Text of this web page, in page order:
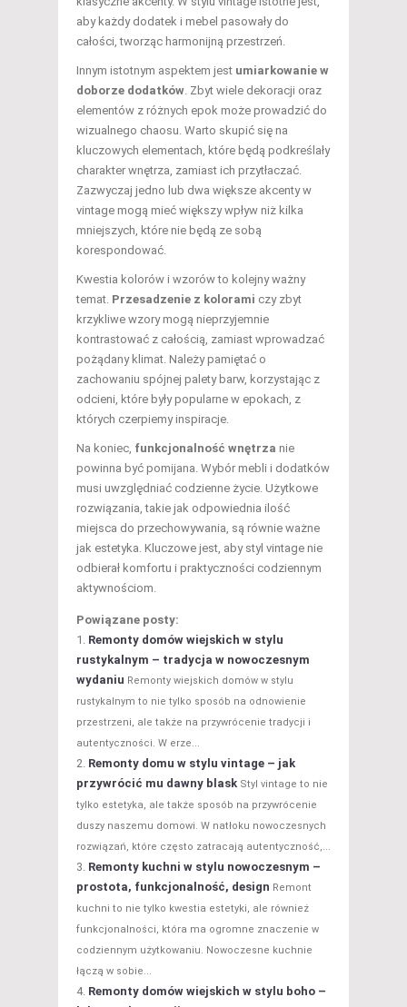
aby każdy dodatek i mebel pasowały do
całości, tworząc harmonijną przestrzeń.
Innym istotnym aspektem jest umiarkowanie w
doborze dodatków. Zbyt wiele dekoracji oraz
elementów z różnych epok może prowadzić do
wizualnego chaosu. Warto skupić się na
kluczowych elementach, które będą podkreślały
charakter wnętrza, zamiast ich przytłaczać.
Zazwyczaj jedno lub dwa większe akcenty w
vintage mogą mieć większy wpływ niż kilka
mniejszych, które nie będą ze sobą
korespondować.
Kwestia kolorów i wzorów to kolejny ważny
temat. Przesadzenie z kolorami czy zbyt
krzykliwe wzory mogą nieprzyjemnie
kontrastować z całością, zamiast wprowadzać
pożądany klimat. Należy pamiętać o
zachowaniu spójnej palety barw, korzystając z
odcieni, które były popularne w epokach, z
których czerpiemy inspiracje.
Na koniec, funkcjonalność wnętrza nie
powinna być pomijana. Wybór mebli i dodatków
musi uwzględniać codzienne życie. Użytkowe
rozwiązania, takie jak odpowiednia ilość
miejsca do przechowywania, są równie ważne
jak estetyka. Kluczowe jest, aby styl vintage nie
odbierał komfortu i praktyczności codziennym
aktywnościom.
Powiązane posty:
Remonty domów wiejskich w stylu
rustykalnym – tradycja w nowoczesnym
wydaniu Remonty wiejskich domów w stylu
rustykalnym to nie tylko sposób na odnowienie
przestrzeni, ale także na przywrócenie tradycji i
autentyczności. W erze...
Remonty domu w stylu vintage – jak
przywrócić mu dawny blask Styl vintage to nie
tylko estetyka, ale także sposób na przywrócenie
duszy naszemu domowi. W natłoku nowoczesnych
rozwiązań, które często zatracają autentyczność,...
Remonty kuchni w stylu nowoczesnym –
prostota, funkcjonalność, design Remont
kuchni to nie tylko kwestia estetyki, ale również
funkcjonalności, która ma ogromne znaczenie w
codziennym użytkowaniu. Nowoczesne kuchnie
łączą w sobie...
Remonty domów wiejskich w stylu boho –